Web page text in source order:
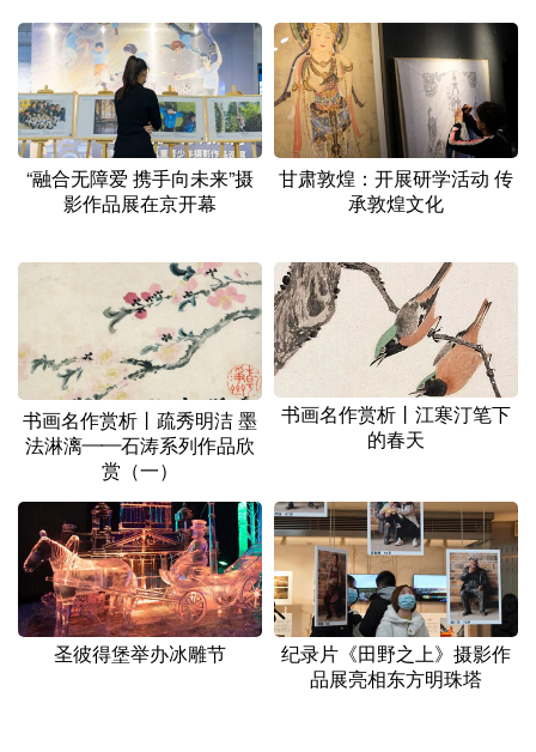
“融合无障爱 携手向未来”摄
影作品展在京开幕
甘肃敦煌：开展研学活动 传
承敦煌文化
书画名作赏析丨疏秀明洁 墨
法淋漓——石涛系列作品欣
赏（一）
书画名作赏析丨江寒汀笔下
的春天
圣彼得堡举办冰雕节
纪录片《田野之上》摄影作
品展亮相东方明珠塔